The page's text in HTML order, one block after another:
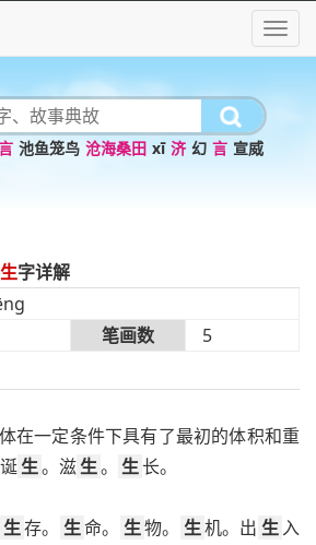
池鱼笼鸟 沧海桑田 xī 济 幻 言 宣威
生字详解
笔画数
5
在一定条件下具有了最初的体积和重
生。滋生。 生长。
生存。 生命。 生物。 生机。出 生入